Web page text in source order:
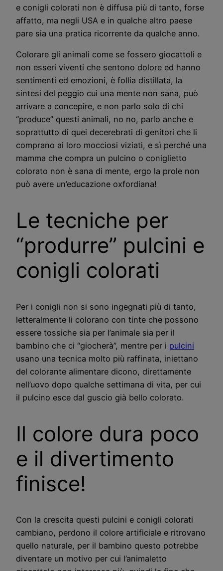
e conigli colorati non è diffusa più di tanto, forse
affatto, ma negli USA e in qualche altro paese
pare sia una pratica ricorrente da qualche anno.
Colorare gli animali come se fossero giocattoli e
non esseri viventi che sentono dolore ed hanno
sentimenti ed emozioni, è follia distillata, la
sintesi del peggio cui una mente non sana, può
arrivare a concepire, e non parlo solo di chi
“produce” questi animali, no no, parlo anche e
soprattutto di quei decerebrati di genitori che li
comprano ai loro mocciosi viziati, e sì perché una
mamma che compra un pulcino o coniglietto
colorato non è sana di mente, ergo la prole non
può avere un’educazione oxfordiana!
Le tecniche per
“produrre” pulcini e
conigli colorati
Per i conigli non si sono ingegnati più di tanto,
letteralmente li colorano con tinte che possono
essere tossiche sia per l’animale sia per il
bambino che ci “giocherà”, mentre per i pulcini
usano una tecnica molto più raffinata, iniettano
del colorante alimentare dicono, direttamente
nell’uovo dopo qualche settimana di vita, per cui
il pulcino esce dal guscio già bello colorato.
Il colore dura poco
e il divertimento
finisce!
Con la crescita questi pulcini e conigli colorati
cambiano, perdono il colore artificiale e ritrovano
quello naturale, per il bambino questo potrebbe
diventare un motivo per cui l’animaletto